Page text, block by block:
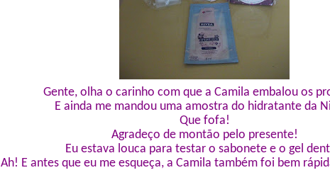
Gente, olha o carinho com que a Camila embalou os
E ainda me mandou uma amostra do hidratante da
Que fofa!
Agradeço de montão pelo presente!
Eu estava louca para testar o sabonete e o gel
Ah! E antes que eu me esqueça, a Camila também foi bem